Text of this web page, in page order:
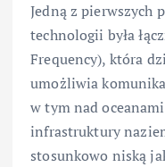
Jedną z pierwszych
technologii była
Frequency), która
umożliwia
w tym nad
infrastruktury
stosunkowo niską